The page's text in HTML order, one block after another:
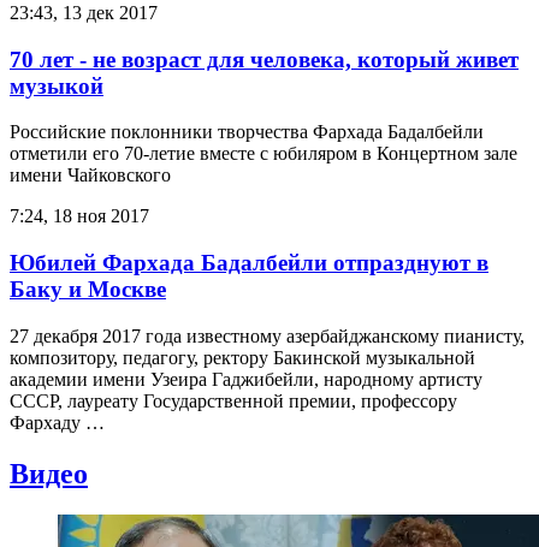
23:43, 13 дек 2017
70 лет - не возраст для человека, который живет
музыкой
Российские поклонники творчества Фархада Бадалбейли
отметили его 70-летие вместе с юбиляром в Концертном зале
имени Чайковского
7:24, 18 ноя 2017
Юбилей Фархада Бадалбейли отпразднуют в
Баку и Москве
27 декабря 2017 года известному азербайджанскому пианисту,
композитору, педагогу, ректору Бакинской музыкальной
академии имени Узеира Гаджибейли, народному артисту
СССР, лауреату Государственной премии, профессору
Фархаду …
Видео